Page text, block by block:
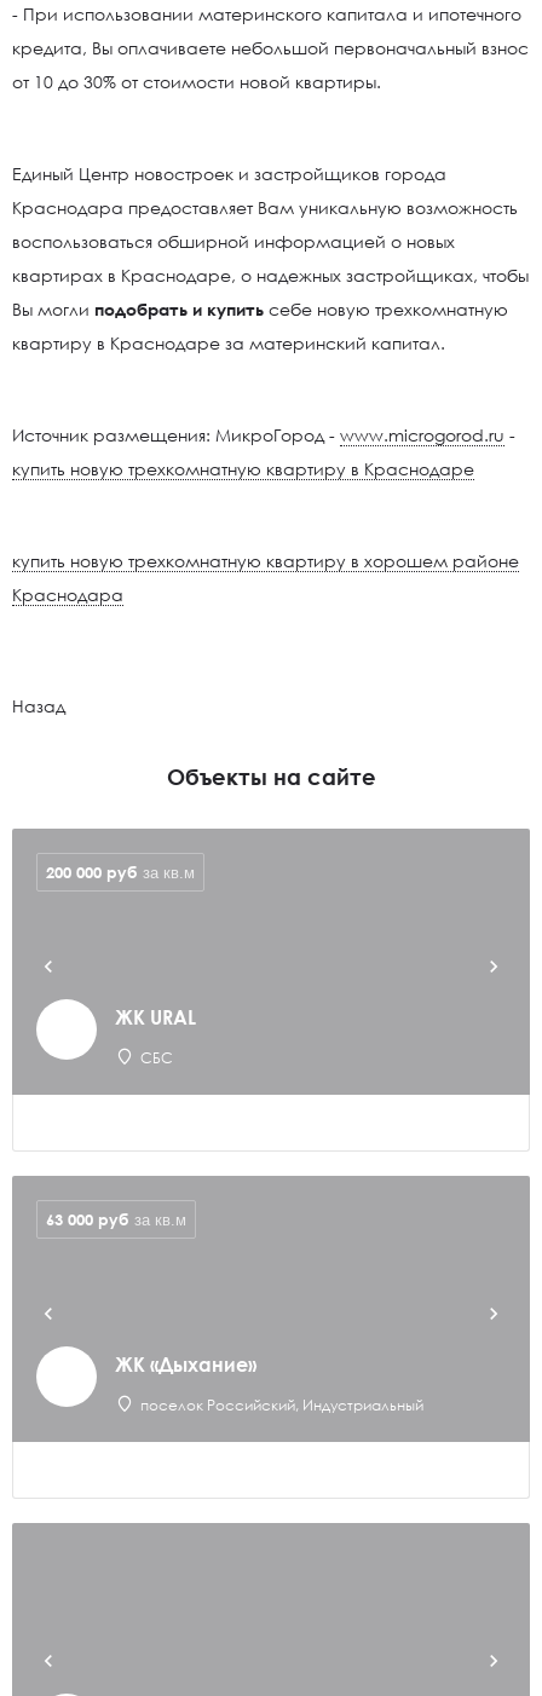
- При использовании материнского капитала и ипотечного
кредита, Вы оплачиваете небольшой первоначальный взнос
от 10 до 30% от стоимости новой квартиры.
Единый Центр новостроек и застройщиков города
Краснодара предоставляет Вам уникальную возможность
воспользоваться обширной информацией о новых
квартирах в Краснодаре, о надежных застройщиках, чтобы
Вы могли подобрать и купить себе новую трехкомнатную
квартиру в Краснодаре за материнский капитал.
Источник размещения: МикроГород - www.microgorod.ru -
купить новую трехкомнатную квартиру в Краснодаре
купить новую трехкомнатную квартиру в хорошем районе
Краснодара
Назад
Объекты на сайте
ЖК URAL
СБС
200 000 руб за кв.м
ЖК «Дыхание»
поселок Российский, Индустриальный
63 000 руб за кв.м